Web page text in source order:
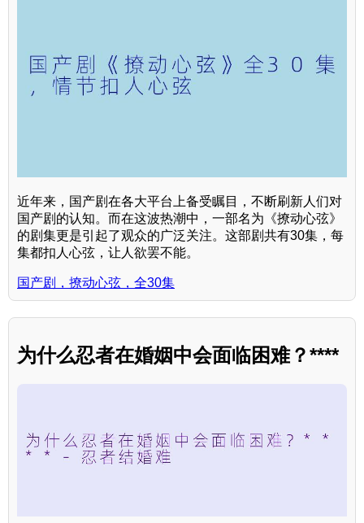
近年来，国产剧在各大平台上备受瞩目，不断刷新人们对
国产剧的认知。而在这波热潮中，一部名为《撩动心弦》
的剧集更是引起了观众的广泛关注。这部剧共有30集，每
集都扣人心弦，让人欲罢不能。
国产剧，撩动心弦，全30集
为什么忍者在婚姻中会面临困难？****